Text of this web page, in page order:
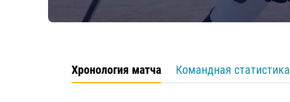
Хронология матча Командная статистика